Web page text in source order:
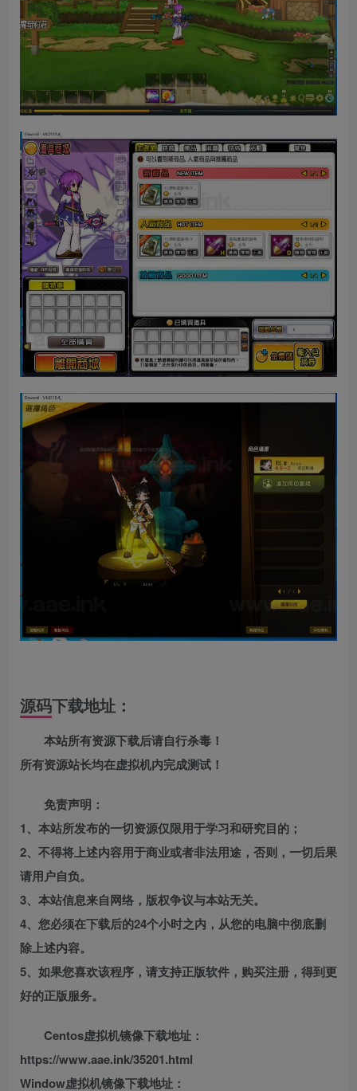
源码下载地址：
本站所有资源下载后请自行杀毒！
所有资源站长均在虚拟机内完成测试！
免责声明：
1、本站所发布的一切资源仅限用于学习和研究目的；
2、不得将上述内容用于商业或者非法用途，否则，一切后果
请用户自负。
3、本站信息来自网络，版权争议与本站无关。
4、您必须在下载后的24个小时之内，从您的电脑中彻底删
除上述内容。
5、如果您喜欢该程序，请支持正版软件，购买注册，得到更
好的正版服务。
Centos虚拟机镜像下载地址：
https://www.aae.ink/35201.html
Window虚拟机镜像下载地址：